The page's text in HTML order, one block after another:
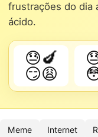
frustrações do dia
ácido.
😓🍆
😏😩
Meme Internet